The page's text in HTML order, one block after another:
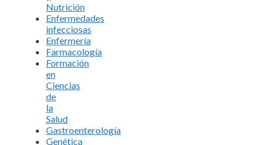
Nutrición
Enfermedades
infecciosas
Enfermería
Farmacología
Formación
en
Ciencias
de
la
Salud
Gastroenterología
Genética